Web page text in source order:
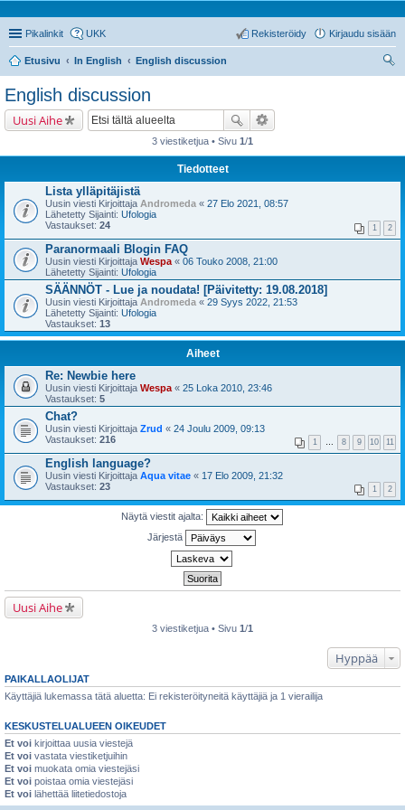
Pikalinkit UKK Kirjaudu sisään
Rekisteröidy
Etusivu In English
English discussion
English discussion
Uusi Aihe
3 viestiketjua • Sivu 1/1
Tiedotteet
Lista ylläpitäjistä
Uusin viesti Kirjoittaja Andromeda « 27 Elo 2021, 08:57
Lähetetty Sijainti: Ufologia
Vastaukset: 24 1 2
Paranormaali Blogin FAQ
Uusin viesti Kirjoittaja Wespa « 06 Touko 2008, 21:00
Lähetetty Sijainti: Ufologia
SÄÄNNÖT - Lue ja noudata! [Päivitetty: 19.08.2018]
Uusin viesti Kirjoittaja Andromeda « 29 Syys 2022, 21:53
Lähetetty Sijainti: Ufologia
Vastaukset: 13
Aiheet
Re: Newbie here
Uusin viesti Kirjoittaja Wespa « 25 Loka 2010, 23:46
Vastaukset: 5
Chat?
Uusin viesti Kirjoittaja Zrud « 24 Joulu 2009, 09:13
Vastaukset: 216 1 … 8 9 10 11
English language?
Uusin viesti Kirjoittaja Aqua vitae « 17 Elo 2009, 21:32
Vastaukset: 23 1 2
Näytä viestit ajalta:
Järjestä
Uusi Aihe
3 viestiketjua • Sivu 1/1
Hyppää
PAIKALLAOLIJAT
Käyttäjiä lukemassa tätä aluetta: Ei rekisteröityneitä käyttäjiä ja 1 vierailija
KESKUSTELUALUEEN OIKEUDET
Et voi kirjoittaa uusia viestejä
Et voi vastata viestiketjuihin
Et voi muokata omia viestejäsi
Et voi poistaa omia viestejäsi
Et voi lähettää liitetiedostoja